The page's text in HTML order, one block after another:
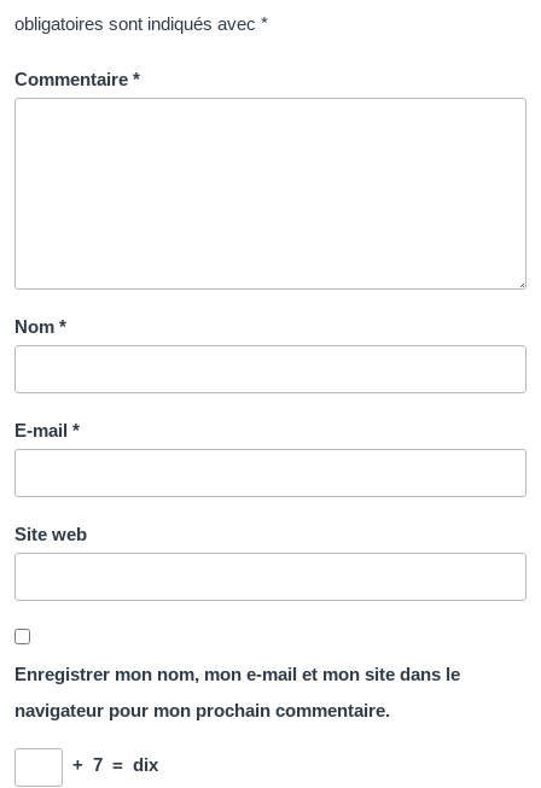
obligatoires sont indiqués avec *
Commentaire *
Nom *
E-mail *
Site web
Enregistrer mon nom, mon e-mail et mon site dans le
navigateur pour mon prochain commentaire.
+ 7 = dix